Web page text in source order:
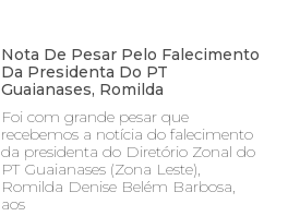
Nota De Pesar Pelo Falecimento
Da Presidenta Do PT
Guaianases, Romilda
Foi com grande pesar que
recebemos a notícia do falecimento
da presidenta do Diretório Zonal do
PT Guaianases (Zona Leste),
Romilda Denise Belém Barbosa,
aos